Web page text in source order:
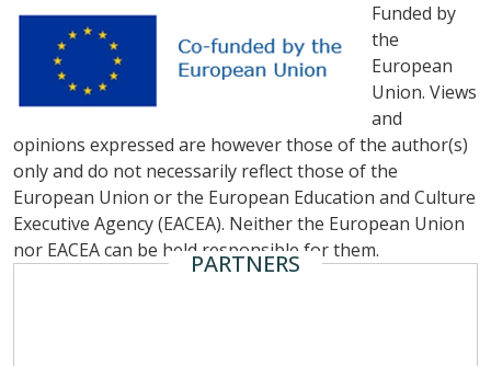
Funded by
the
European
Union. Views
and
opinions expressed are however those of the author(s)
only and do not necessarily reflect those of the
European Union or the European Education and Culture
Executive Agency (EACEA). Neither the European Union
nor EACEA can be held responsible for them.
PARTNERS